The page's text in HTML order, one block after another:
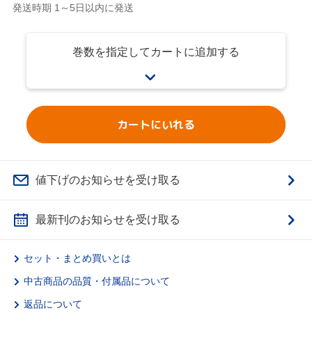
発送時期 1～5日以内に発送
巻数を指定してカートに追加する
カートにいれる
値下げのお知らせを受け取る
最新刊のお知らせを受け取る
セット・まとめ買いとは
中古商品の品質・付属品について
返品について